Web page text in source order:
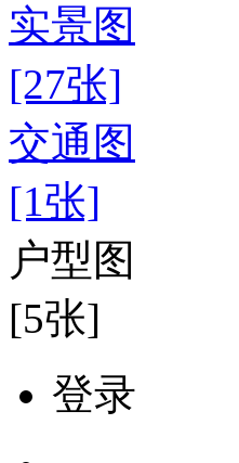
实景图
[27张]
交通图
[1张]
户型图
[5张]
登录